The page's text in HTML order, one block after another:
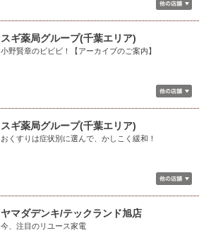
スギ薬局グループ(千葉エリア)
小野賢章のビビビ！【アーカイブのご案内】
スギ薬局グループ(千葉エリア)
おくすりは症状別に選んで、かしこく緩和！
ヤマダデンキ/テックランド旭店
今、注目のリユース家電